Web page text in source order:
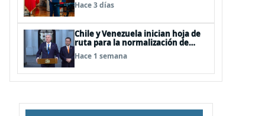
Hace 3 días
Chile y Venezuela inician hoja de
ruta para la normalización de
relaciones
Hace 1 semana